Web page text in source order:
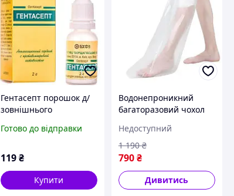
Гентасепт порошок д/
зовнішнього
Готово до відправки
119 ₴
Купити
Водонепроникний
багаторазовий чохол
пов'язок на ногу
довжиною 70 см,
кільце ущільнювач для
захисту від води, без
Недоступний
790₴
1 190 ₴
Дивитись